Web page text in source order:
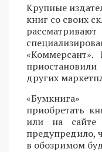
Крупные
книг со своих
других
«Бумкнига»
приобретать
или на сайте
предупредило,
в обозримом